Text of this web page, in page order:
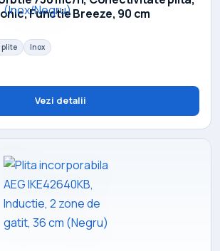
Functie Breeze, 90 cm
plite Inox
Vezi detalii